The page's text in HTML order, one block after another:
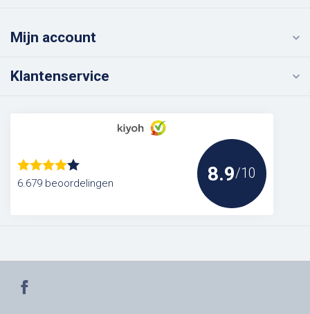
Mijn account
Klantenservice
6.679 beoordelingen 8.9/10